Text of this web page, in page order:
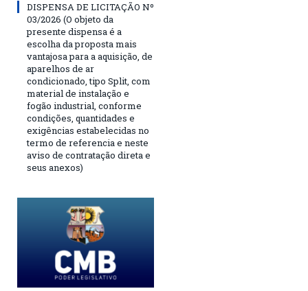
DISPENSA DE LICITAÇÃO Nº
03/2026 (O objeto da
presente dispensa é a
escolha da proposta mais
vantajosa para a aquisição, de
aparelhos de ar
condicionado, tipo Split, com
material de instalação e
fogão industrial, conforme
condições, quantidades e
exigências estabelecidas no
termo de referencia e neste
aviso de contratação direta e
seus anexos)